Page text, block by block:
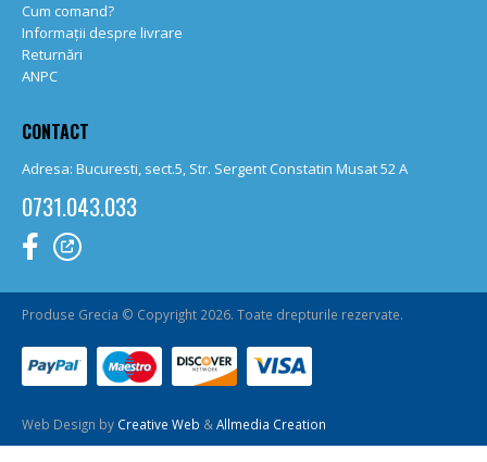
Cum comand?
Informații despre livrare
Returnări
ANPC
CONTACT
Adresa: Bucuresti, sect.5, Str. Sergent Constatin Musat 52 A
0731.043.033
Produse Grecia © Copyright 2026. Toate drepturile rezervate.
Web Design by Creative Web &Allmedia Creation